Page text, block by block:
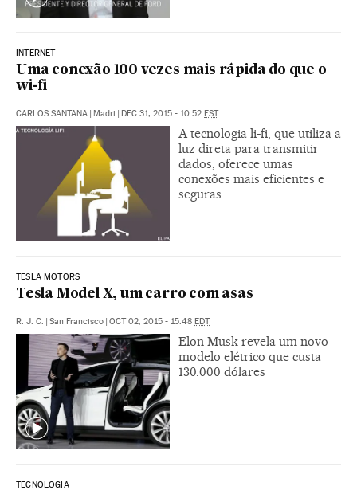
INTERNET
Uma conexão 100 vezes mais rápida do que o
wi-fi
CARLOS SANTANA | Madri | DEC 31, 2015 - 10:52 EST
A tecnologia li-fi, que utiliza a
luz direta para transmitir
dados, oferece umas
conexões mais eficientes e
seguras
TESLA MOTORS
Tesla Model X, um carro com asas
R. J. C. | San Francisco | OCT 02, 2015 - 15:48 EDT
Elon Musk revela um novo
modelo elétrico que custa
130.000 dólares
TECNOLOGIA